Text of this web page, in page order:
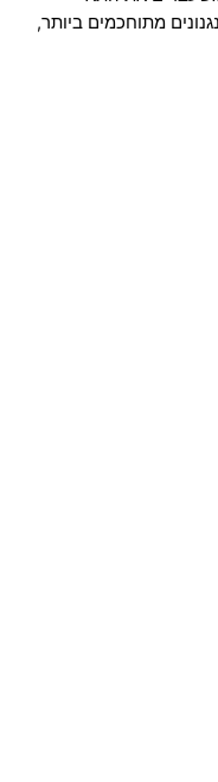
מתוחכמים ביותר,